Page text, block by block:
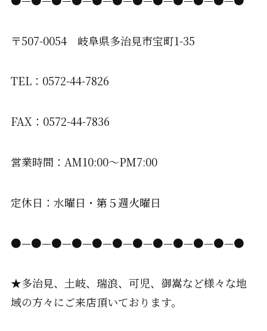
〒507-0054 岐阜県多治見市宝町1-35
TEL：0572-44-7826
FAX：0572-44-7836
営業時間：AM10:00〜PM7:00
定休日：水曜日・第５週火曜日
●—●—●—●—●—●—●—●—●—●—●—●
★多治見、土岐、瑞浪、可児、御嵩など様々な地
域の方々にご来店頂いております。